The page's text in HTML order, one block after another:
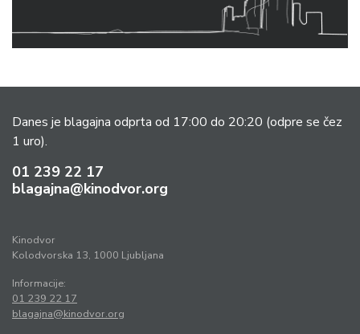
Danes je blagajna odprta od 17:00 do 20:20 (odpre se čez
1 uro).
01 239 22 17
blagajna@kinodvor.org
Kinodvor
Kolodvorska 13, 1000 Ljubljana
Informacije:
01 239 22 17
blagajna@kinodvor.org